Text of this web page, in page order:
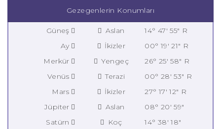
Gezegenlerin Konumları
Güneş Aslan
14° 47' 55" R
Ay
İkizler
00° 19' 21" R
Merkür
Yengeç
26° 25' 58" R
Venüs
Terazi
00° 28' 53" R
Mars
İkizler
27° 17' 12" R
Jüpiter
Aslan
08° 20' 59"
Satürn
Koç
14° 38' 18"